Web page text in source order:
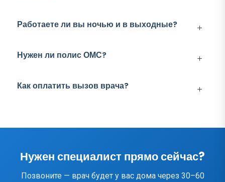
Работаете ли вы ночью и в выходные?
Нужен ли полис ОМС?
Как оплатить вызов врача?
Нужен специалист прямо сейчас?
Позвоните — врач будет у вас дома через 30–60